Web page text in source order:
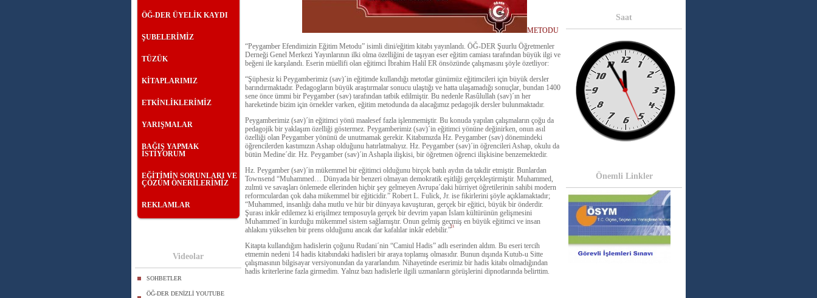
ÖĞ-DER ÜYELİK KAYDI
ŞUBELERİMİZ
TÜZÜK
KİTAPLARIMIZ
ETKİNLİKLERİMİZ
YARIŞMALAR
BAĞIŞ YAPMAK
İSTİYORUM
EĞİTİMİN SORUNLARI VE
ÇÖZÜM ÖNERİLERİMİZ
REKLAMLAR
Videolar
SOHBETLER
ÖĞ-DER DENİZLİ YOUTUBE
METODU
“Peygamber Efendimizin Eğitim Metodu” isimli dini/eğitim kitabı yayınlandı. ÖĞ-DER Şuurlu Öğretmenler
Derneği Genel Merkezi Yayınlarının ilki olma özelliğini de taşıyan eser eğitim camiası tarafından büyük ilgi ve
beğeni ile karşılandı. Eserin müellifi olan eğitimci İbrahim Halil ER önsözünde çalışmasını şöyle özetliyor:
“Şüphesiz ki Peygamberimiz (sav)´in eğitimde kullandığı metotlar günümüz eğitimcileri için büyük dersler
barındırmaktadır. Pedagogların büyük araştırmalar sonucu ulaştığı ve hatta ulaşamadığı sonuçlar, bundan 1400
sene önce ümmi bir Peygamber (sav) tarafından tatbik edilmiştir. Bu nedenle Rasûlullah (sav)´ın her
hareketinde bizim için örnekler varken, eğitim metodunda da alacağımız pedagojik dersler bulunmaktadır.
Peygamberimiz (sav)´in eğitimci yönü maalesef fazla işlenmemiştir. Bu konuda yapılan çalışmaların çoğu da
pedagojik bir yaklaşım özelliği göstermez. Peygamberimiz (sav)´in eğitimci yönüne değinirken, onun asıl
özelliği olan Peygamber yönünü de unutmamak gerekir. Kitabımızda Hz. Peygamber (sav) dönemindeki
öğrencilerden kastımızın Ashap olduğunu hatırlatmalıyız. Hz. Peygamber (sav)´in öğrencileri Ashap, okulu da
bütün Medine´dir. Hz. Peygamber (sav)´in Ashapla ilişkisi, bir öğretmen öğrenci ilişkisine benzemektedir.
Hz. Peygamber (sav)´in mükemmel bir eğitimci olduğunu birçok batılı aydın da takdir etmiştir. Bunlardan
Townsend “Muhammed… Dünyada bir benzeri olmayan demokratik eşitliği gerçekleştirmiştir. Muhammed,
zulmü ve savaşları önlemede ellerinden hiçbir şey gelmeyen Avrupa´daki hürriyet öğretilerinin sahibi modern
reformculardan çok daha mükemmel bir eğiticidir.” Robert L. Fulick, Jr. ise fikirlerini şöyle açıklamaktadır;
“Muhammed, insanlığı daha mutlu ve hür bir dünyaya kavuşturan, gerçek bir eğitici, büyük bir önderdir.
Şurası inkâr edilemez ki erişilmez temposuyla gerçek bir devrim yapan İslam kültürünün gelişmesini
Muhammed´in kurduğu mükemmel sistem sağlamıştır. Onun gelmiş geçmiş en büyük eğitimci ve insan
ahlakını yükselten bir prens olduğunu ancak dar kafalılar inkâr edebilir.”[1
Kitapta kullandığım hadislerin çoğunu Rudani´nin “Camiul Hadis” adlı eserinden aldım. Bu eseri tercih
etmemin nedeni 14 hadis kitabındaki hadisleri bir araya toplamış olmasıdır. Bunun dışında Kutub-u Sitte
çalışmasının bilgisayar versiyonundan da yararlandım. Nihayetinde eserimiz bir hadis kitabı olmadığından
hadis kriterlerine fazla girmedim. Yalnız bazı hadislerle ilgili uzmanların görüşlerini dipnotlarında belirttim.
Saat
Önemli Linkler